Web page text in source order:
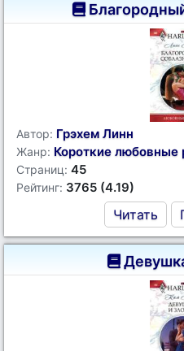
Автор: Грэхем Линн
Жанр: Короткие любовные
Страниц: 45
Рейтинг: 3765 (4.19)
Читать